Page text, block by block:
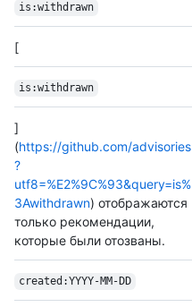
is:withdrawn
[
is:withdrawn
]
(https://github.com/advisories
?
utf8=%E2%9C%93&query=is%
3Awithdrawn) отображаются
только рекомендации,
которые были отозваны.
created:YYYY-MM-DD